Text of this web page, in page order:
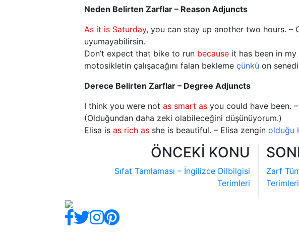
Neden Belirten Zarflar – Reason Adjuncts
As it is Saturday, you can stay up another two hours. –
uyumayabilirsin.
Don’t expect that bike to run because it has been in
motosikletin çalışacağını falan bekleme çünkü on
Derece Belirten Zarflar – Degree Adjuncts
I think you were not as smart as you could have been.
(Olduğundan daha zeki olabileceğini düşünüyorum.)
Elisa is as rich as she is beautiful. – Elisa zengin olduğu
ÖNCEKİ KONU
Sıfat Tamlaması – İngilizce Dilbilgisi
Terimleri
Zarf
Terimleri